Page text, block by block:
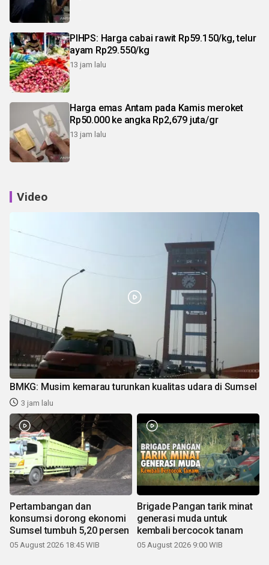
PIHPS: Harga cabai rawit Rp59.150/kg, telur
ayam Rp29.550/kg
13 jam lalu
Harga emas Antam pada Kamis meroket
Rp50.000 ke angka Rp2,679 juta/gr
13 jam lalu
Video
BMKG: Musim kemarau turunkan kualitas udara di Sumsel
3 jam lalu
Pertambangan dan
konsumsi dorong ekonomi
Sumsel tumbuh 5,20 persen
05 August 2026 18:45 WIB
Brigade Pangan tarik minat
generasi muda untuk
kembali bercocok tanam
05 August 2026 9:00 WIB